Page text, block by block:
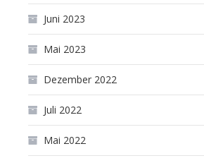
Juni 2023
Mai 2023
Dezember 2022
Juli 2022
Mai 2022